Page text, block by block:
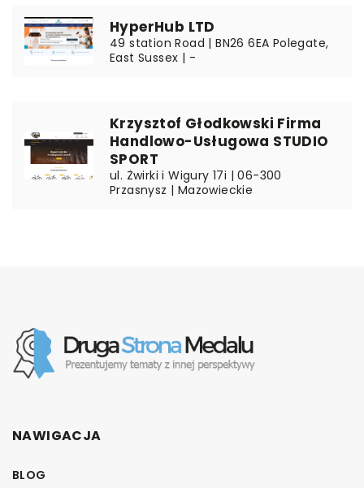
HyperHub LTD
49 station Road | BN26 6EA Polegate,
East Sussex | -
Krzysztof Głodkowski Firma
Handlowo-Usługowa STUDIO
SPORT
ul. Żwirki i Wigury 17i | 06-300
Przasnysz | Mazowieckie
NAWIGACJA
BLOG